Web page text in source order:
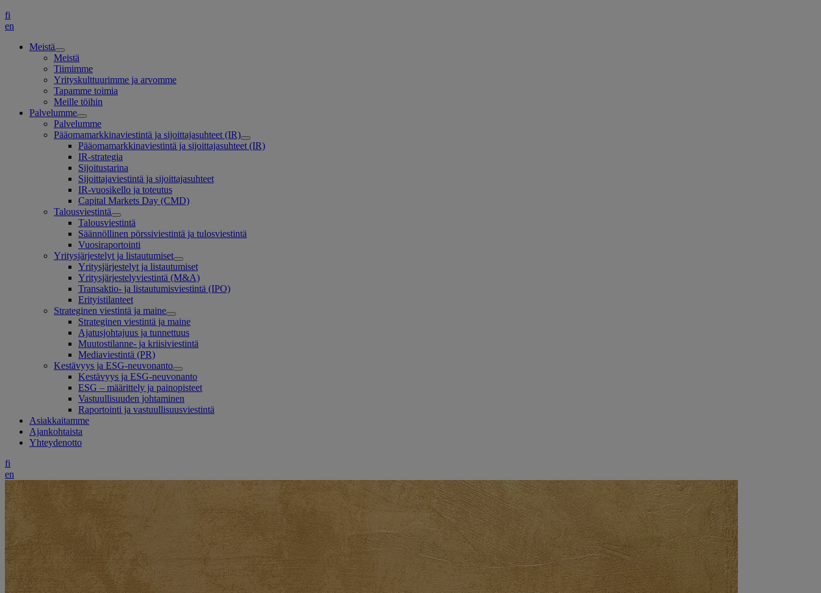
fi
en
Meistä
Meistä
Tiimimme
Yrityskulttuurimme ja arvomme
Tapamme toimia
Meille töihin
Palvelumme
Palvelumme
Pääomamarkkinaviestintä ja sijoittajasuhteet (IR)
Pääomamarkkinaviestintä ja sijoittajasuhteet (IR)
IR-strategia
Sijoitustarina
Sijoittajaviestintä ja sijoittajasuhteet
IR-vuosikello ja toteutus
Capital Markets Day (CMD)
Talousviestintä
Talousviestintä
Säännöllinen pörssiviestintä ja tulosviestintä
Vuosiraportointi
Yritysjärjestelyt ja listautumiset
Yritysjärjestelyt ja listautumiset
Yritysjärjestelyviestintä (M&A)
Transaktio- ja listautumisviestintä (IPO)
Erityistilanteet
Strateginen viestintä ja maine
Strateginen viestintä ja maine
Ajatusjohtajuus ja tunnettuus
Muutostilanne- ja kriisiviestintä
Mediaviestintä (PR)
Kestävyys ja ESG-neuvonanto
Kestävyys ja ESG-neuvonanto
ESG – määrittely ja painopisteet
Vastuullisuuden johtaminen
Raportointi ja vastuullisuusviestintä
Asiakkaitamme
Ajankohtaista
Yhteydenotto
fi
en